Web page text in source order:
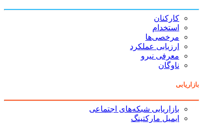
کارکنان
استخدام
مرخصی‌ها
ارزیابی عملکرد
معرفی نیرو
ناوگان
بازاریابی
بازاریابی شبکه‌های اجتماعی
ایمیل مارکتینگ